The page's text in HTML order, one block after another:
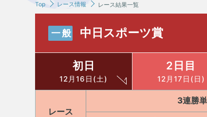
Top レース情報 レース結果一覧
一般 中日スポーツ賞
初日
12月16日(土)
2日目
12月17日(日)
レース
3連勝